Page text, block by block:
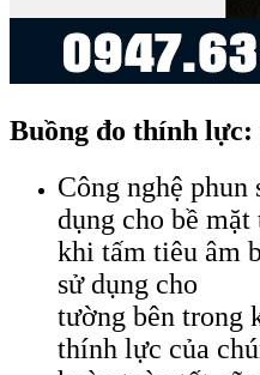
Buồng đo thính
Công nghệ
dụng cho bề
khi tấm tiêu âm
sử dụng cho
tường bên trong
thính lực của